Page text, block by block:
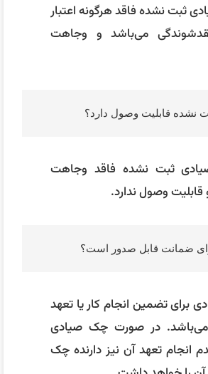
ثبت نشده فاقد هرگونه اعتبار
می‌باشد و وجاهت
نشده قابلیت وصول دارد؟
ثبت نشده فاقد وجاهت
قابلیت وصول ندارد.
ضمانت قابل صدور است؟
برای تضمین انجام کار یا تعهد
می‌باشد. در صورت چک صیادی
انجام تعهد آن نیز دارنده چک